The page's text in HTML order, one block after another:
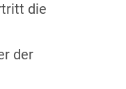
die
der